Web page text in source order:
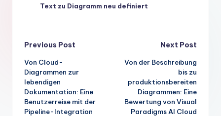
Text zu Diagramm neu definiert
Post
navigation
Previous Post
Von Cloud-
Diagrammen zur
lebendigen
Dokumentation: Eine
Benutzerreise mit der
Pipeline-Integration
Next Post
Von der Beschreibung
bis zu
produktionsbereiten
Diagrammen: Eine
Bewertung von Visual
Paradigms AI Cloud